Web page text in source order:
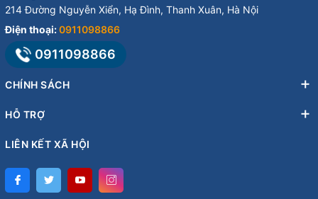
214 Đường Nguyễn Xiển, Hạ Đình, Thanh Xuân, Hà Nội
Điện thoại:0911098866
0911098866
CHÍNH SÁCH
HỖ TRỢ
LIÊN KẾT XÃ HỘI